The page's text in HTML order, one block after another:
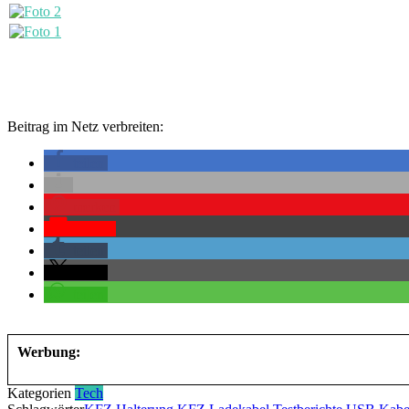
Beitrag im Netz verbreiten:
Werbung:
Kategorien Tech